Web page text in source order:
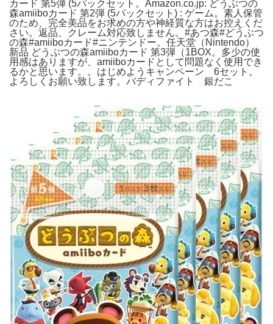
カード 第5弾 (5パックセット。Amazon.co.jp: どうぶつの
森amiiboカード 第2弾 (5パックセット) : ゲーム。素人保管
のため、完全美品をお求めの方や神経質な方はお控えくだ
さい。返品、クレーム対応致しません。#あつ森#どうぶつ
の森#amiiboカード#ニンテンドー。任天堂（Nintendo）
新品 どうぶつの森amiiboカード 第3弾（1BOX。多少の使
用感はありますが、amiiboカードとして問題なく使用でき
るかと思います。。はじめようキャンペーン 6セット。
よろしくお願い致します。バディファイト 銀だこ